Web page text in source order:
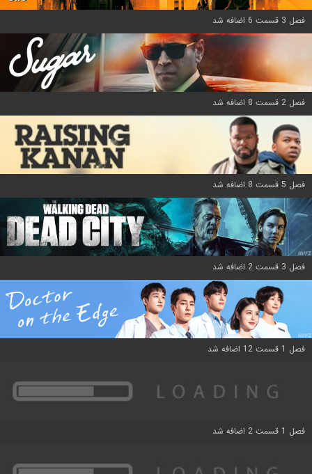
فصل 3 قسمت 6 اضافه شد
فصل 2 قسمت 8 اضافه شد
فصل 5 قسمت 8 اضافه شد
فصل 3 قسمت 2 اضافه شد
فصل 1 قسمت 12 اضافه شد
فصل 1 قسمت 2 اضافه شد